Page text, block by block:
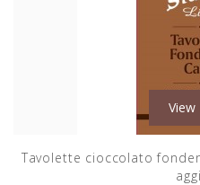
View
Tavolette cioccolato